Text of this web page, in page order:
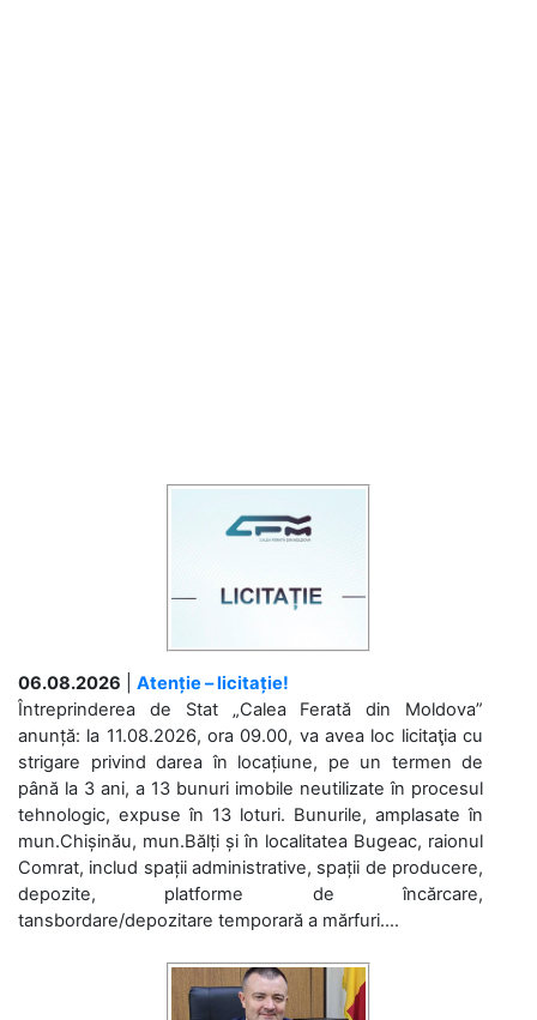
06.08.2026
Atenție – licitație!
Întreprinderea de Stat „Calea Ferată din Moldova”
anunță: la 11.08.2026, ora 09.00, va avea loc licitaţia cu
strigare privind darea în locațiune, pe un termen de
până la 3 ani, a 13 bunuri imobile neutilizate în procesul
tehnologic, expuse în 13 loturi. Bunurile, amplasate în
mun.Chișinău, mun.Bălți și în localitatea Bugeac, raionul
Comrat, includ spații administrative, spații de producere,
depozite, platforme de încărcare,
tansbordare/depozitare temporară a mărfuri....